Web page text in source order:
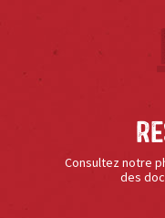
Consultez notre
des